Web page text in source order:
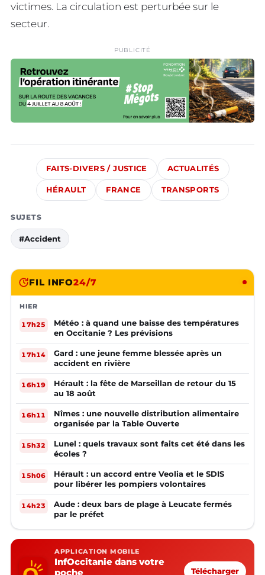
victimes. La circulation est perturbée sur le
secteur.
PUBLICITÉ
FAITS-DIVERS / JUSTICE ACTUALITÉS
HÉRAULT FRANCE TRANSPORTS
SUJETS
#Accident
FIL INFO24/7
HIER
17h25
Météo : à quand une baisse des températures
en Occitanie ? Les prévisions
17h14
Gard : une jeune femme blessée après un
accident en rivière
16h19
Hérault : la fête de Marseillan de retour du 15
au 18 août
16h11
Nîmes : une nouvelle distribution alimentaire
organisée par la Table Ouverte
15h32
Lunel : quels travaux sont faits cet été dans les
écoles ?
15h06
Hérault : un accord entre Veolia et le SDIS
pour libérer les pompiers volontaires
14h23
Aude : deux bars de plage à Leucate fermés
par le préfet
APPLICATION MOBILE
InfOccitanie dans votre
poche
Télécharger